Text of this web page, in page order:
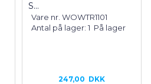
S...
Vare nr. WOWTR1101
Antal på lager: 1 På lager
247,00 DKK